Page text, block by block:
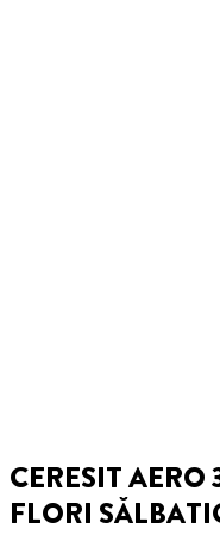
CERESIT AERO
FLORI